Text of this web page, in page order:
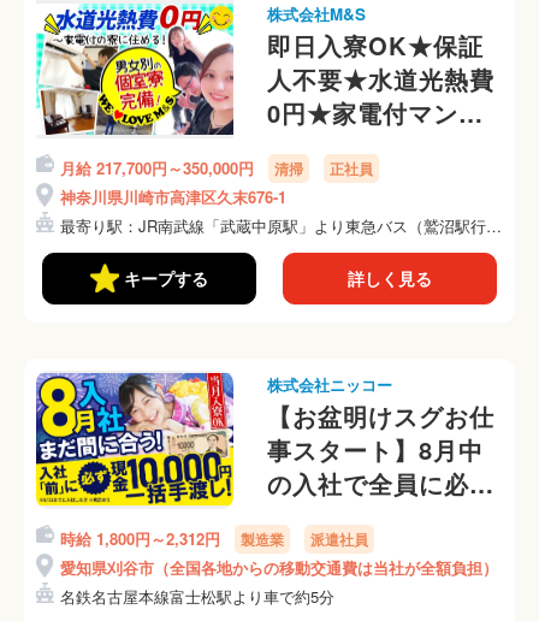
株式会社M&S
即日入寮OK★保証
人不要★水道光熱費
0円★家電付マンシ
ョンに即入居OK
月給 217,700円～350,000円 清掃 正社員
神奈川県川崎市高津区久末676-1
最寄り駅：JR南武線「武蔵中原駅」より東急バス（鷲沼駅行
き）...
キープする 詳しく見る
株式会社ニッコー
【お盆明けスグお仕
事スタート】8月中
の入社で全員に必ず
10,000円支給！所持
金0円・家なし・携
帯なしOK（67-54）
時給 1,800円～2,312円 製造業 派遣社員
愛知県刈谷市（全国各地からの移動交通費は当社が全額負担）
名鉄名古屋本線富士松駅より車で約5分